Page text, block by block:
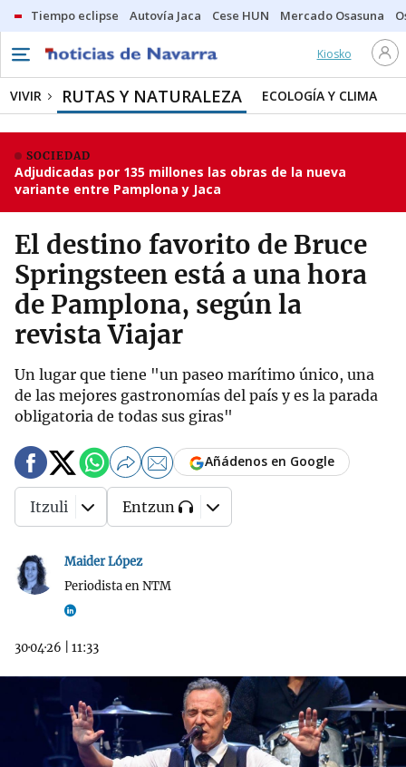
Tiempo eclipse Autovía Jaca Cese HUN Mercado Osasuna
Kiosko
VIVIR RUTAS Y NATURALEZA ECOLOGÍA Y CLIMA
SOCIEDAD
Adjudicadas por 135 millones las obras de la nueva
variante entre Pamplona y Jaca
El destino favorito de Bruce
Springsteen está a una hora
de Pamplona, según la
revista Viajar
Un lugar que tiene "un paseo marítimo único, una
de las mejores gastronomías del país y es la parada
obligatoria de todas sus giras"
Maider López
Periodista en NTM
30·04·26 11:33
Añádenos en Google
Itzuli Entzun